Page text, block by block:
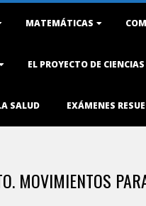
MATEMÁTICAS
EL PROYECTO DE
SALUD EXÁMENES
MOVIMIENTOS